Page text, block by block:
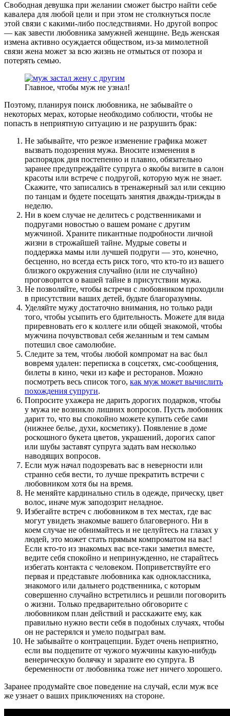
Свободная девушка при желании сможет быстро найти себе
кавалера для любой цели и при этом не столкнуться после
этой связи с какими-либо последствиями. Но другой вопрос
— как завести любовника замужней женщине. Ведь женская
измена активно осуждается обществом, из-за мимолетной
связи жена может за всю жизнь не отмыться от позора и
потерять семью.
Главное, чтобы муж не узнал!
Поэтому, планируя поиск любовника, не забывайте о
некоторых мерах, которые необходимо соблюсти, чтобы не
попасть в неприятную ситуацию и не разрушить брак:
Не забывайте, что резкое изменение графика может
вызвать подозрения мужа. Вносите изменения в
распорядок дня постепенно и плавно, обязательно
заранее предупреждайте супруга о якобы визите в салон
красоты или встрече с подругой, которую муж не знает.
Скажите, что записались в тренажерный зал или секцию
по танцам и будете посещать занятия дважды-трижды в
неделю.
Ни в коем случае не делитесь с родственниками и
подругами новостью о вашем романе с другим
мужчиной. Храните пикантные подробности личной
жизни в строжайшей тайне. Мудрые советы и
поддержка мамы или лучшей подруги — это, конечно,
бесценно, но всегда есть риск того, что кто-то из вашего
близкого окружения случайно (или не случайно)
проговорится о вашей тайне в присутствии мужа.
Не позволяйте, чтобы встречи с любовником проходили
в присутствии ваших детей, будьте благоразумны.
Уделяйте мужу достаточно внимания, но только ради
того, чтобы усыпить его бдительность. Можете для вида
приревновать его к коллеге или общей знакомой, чтобы
мужчина почувствовал себя желанным и тем самым
потешил свое самолюбие.
Следите за тем, чтобы любой компромат на вас был
вовремя удален: переписка в соцсетях, смс-сообщения,
билеты в кино, чеки из кафе и ресторанов. Можно
посмотреть весь список того, как муж может вычислить
похождения супруги.
Попросите ухажера не дарить дорогих подарков, чтобы
у мужа не возникло лишних вопросов. Пусть любовник
дарит то, что вы спокойно можете купить себе сами
(нижнее белье, духи, косметику). Появление в доме
роскошного букета цветов, украшений, дорогих сапог
или шубы заставят супруга задать вам несколько
наводящих вопросов.
Если муж начал подозревать вас в неверности или
странно себя вести, то лучше прекратить встречи с
любовником хотя бы на время.
Не меняйте кардинально стиль в одежде, прическу, цвет
волос, иначе муж заподозрит неладное.
Избегайте встреч с любовником в тех местах, где вас
могут увидеть знакомые вашего благоверного. Ни в
коем случае не обнимайтесь и не целуйтесь на глазах у
людей, это может стать прямым компроматом на вас!
Если кто-то из знакомых вас все-таки заметил вместе,
ведите себя спокойно и непринужденно, не старайтесь
избегать контакта с человеком. Поприветствуйте его
первая и представьте любовника как одноклассника,
знакомого или дальнего родственника, с которым
совершенно случайно встретились и решили поговорить
о жизни. Только предварительно обговорите с
любовником план действий и расскажите ему, как
правильно нужно вести себя в подобных случаях, чтобы
он не растерялся и умело подыграл вам.
Не забывайте о контрацепции. Будет очень неприятно,
если вы подцепите от чужого мужчины какую-нибудь
венерическую болячку и заразите ею супруга. В
беременности от любовника тоже нет ничего хорошего.
Заранее продумайте свое поведение на случай, если муж все
же узнает о ваших приключениях на стороне.